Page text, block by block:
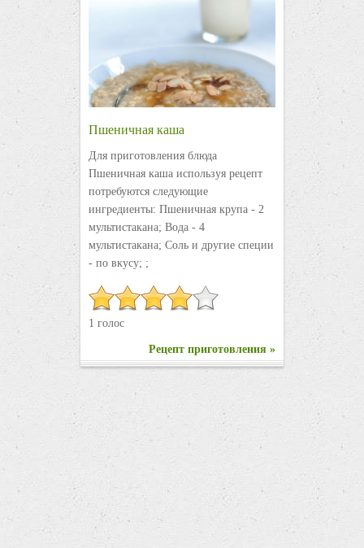
Пшеничная каша
Для приготовления блюда
Пшеничная каша используя рецепт
потребуются следующие
ингредиенты: Пшеничная крупа - 2
мультистакана; Вода - 4
мультистакана; Соль и другие специи
- по вкусу; ;
1 голос
Рецепт приготовления »